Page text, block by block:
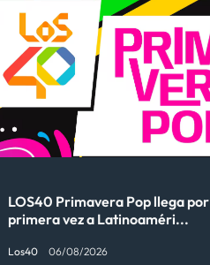
LOS40 Primavera Pop llega por
primera vez a Latinoaméri...
Los40 06/08/2026